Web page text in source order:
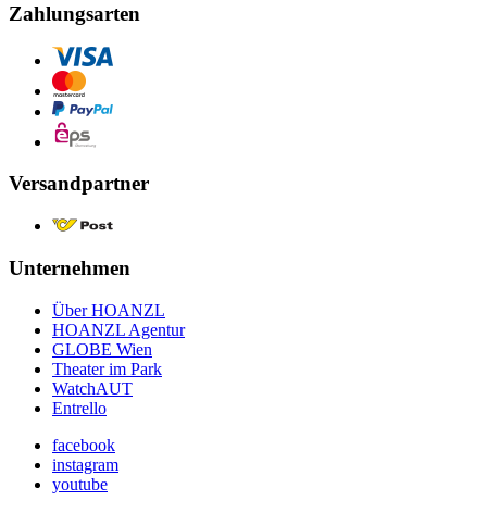
Zahlungsarten
Versandpartner
Unternehmen
Über HOANZL
HOANZL Agentur
GLOBE Wien
Theater im Park
WatchAUT
Entrello
facebook
instagram
youtube